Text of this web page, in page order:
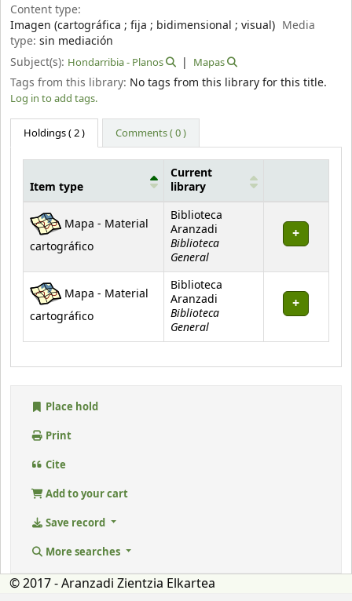
Content type:
Imagen (cartográfica ; fija ; bidimensional ; visual) Media
type: sin mediación
Subject(s): Hondarribia - Planos Mapas
Tags from this library: No tags from this library for this title.
Log in to add tags.
Holdings( 2 ) Comments ( 0 )
Holdings
Item type
Current
library
Mapa - Material
cartográfico
Biblioteca
Aranzadi
Biblioteca
General
Mapa - Material
cartográfico
Biblioteca
Aranzadi
Biblioteca
General
Place hold
Print
Cite
Add to your cart
Save record
More searches
© 2017 - Aranzadi Zientzia Elkartea